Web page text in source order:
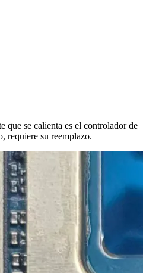
que se calienta es el controlador de
requiere su reemplazo.